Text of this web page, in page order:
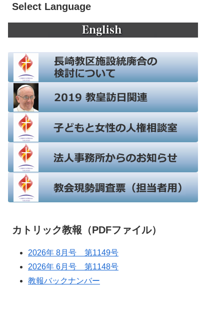
Select Language
カトリック教報（PDFファイル）
2026年 8月号 第1149号
2026年 6月号 第1148号
教報バックナンバー